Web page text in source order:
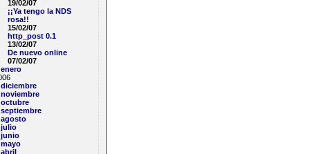
19/02/07
¡¡Ya tengo la NDS
rosa!!
15/02/07
http_post 0.1
13/02/07
De nuevo online
07/02/07
enero
diciembre
noviembre
octubre
septiembre
agosto
julio
junio
mayo
abril